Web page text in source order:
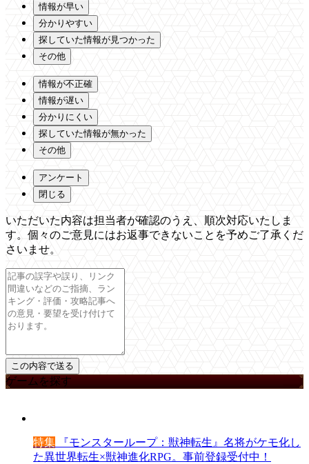
情報が早い
分かりやすい
探していた情報が見つかった
その他
情報が不正確
情報が遅い
分かりにくい
探していた情報が無かった
その他
アンケート
閉じる
いただいた内容は担当者が確認のうえ、順次対応いたしま
す。個々のご意見にはお返事できないことを予めご了承くだ
さいませ。
ゲームを探す
特集 『モンスターループ：獣神転生』名将がケモ化し
た異世界転生×獣神進化RPG。事前登録受付中！